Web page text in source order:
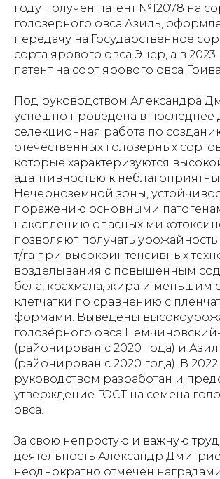
году получен патент №12078 на
голозерного овса Азиль,
передачу на Государственное
сорта ярового овса Энер, а в 2023
патент на сорт ярового овса Грива.
Под руководством Александра
успешно проведена в последнее
селекционная работа по
отечественных голозерных
которые характеризуются
адаптивностью к
Нечерноземной зоны,
поражению основными
накоплению опасных
позволяют получать
т/га при высокоинтенсивных
возделывания с повышенным
бела, крахмала, жира и меньшим
клетчатки по сравнению с
формами. Выведены
голозёрного овса Немчиновский-
(районирован с 2020 года) и
(районирован с 2020 года). В
руководством разработан и
утверждение ГОСТ на семена
овса.
За свою непростую и важную
деятельность Александр
неоднократно отмечен